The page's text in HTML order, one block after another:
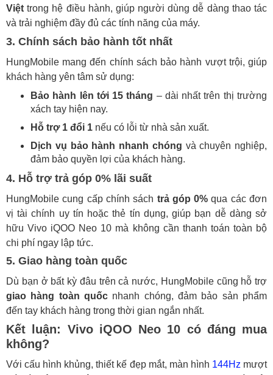
Việt trong hệ điều hành, giúp người dùng dễ dàng thao tác
và trải nghiệm đầy đủ các tính năng của máy.
3. Chính sách bảo hành tốt nhất
HungMobile mang đến chính sách bảo hành vượt trội, giúp
khách hàng yên tâm sử dụng:
Bảo hành lên tới 15 tháng – dài nhất trên thị trường
xách tay hiện nay.
Hỗ trợ 1 đổi 1 nếu có lỗi từ nhà sản xuất.
Dịch vụ bảo hành nhanh chóng và chuyên nghiệp,
đảm bảo quyền lợi của khách hàng.
4. Hỗ trợ trả góp 0% lãi suất
HungMobile cung cấp chính sách trả góp 0% qua các đơn
vị tài chính uy tín hoặc thẻ tín dụng, giúp bạn dễ dàng sở
hữu Vivo iQOO Neo 10 mà không cần thanh toán toàn bộ
chi phí ngay lập tức.
5. Giao hàng toàn quốc
Dù bạn ở bất kỳ đâu trên cả nước, HungMobile cũng hỗ trợ
giao hàng toàn quốc nhanh chóng, đảm bảo sản phẩm
đến tay khách hàng trong thời gian ngắn nhất.
Kết luận: Vivo iQOO Neo 10 có đáng mua
không?
Với cấu hình khủng, thiết kế đẹp mắt, màn hình 144Hz mượt